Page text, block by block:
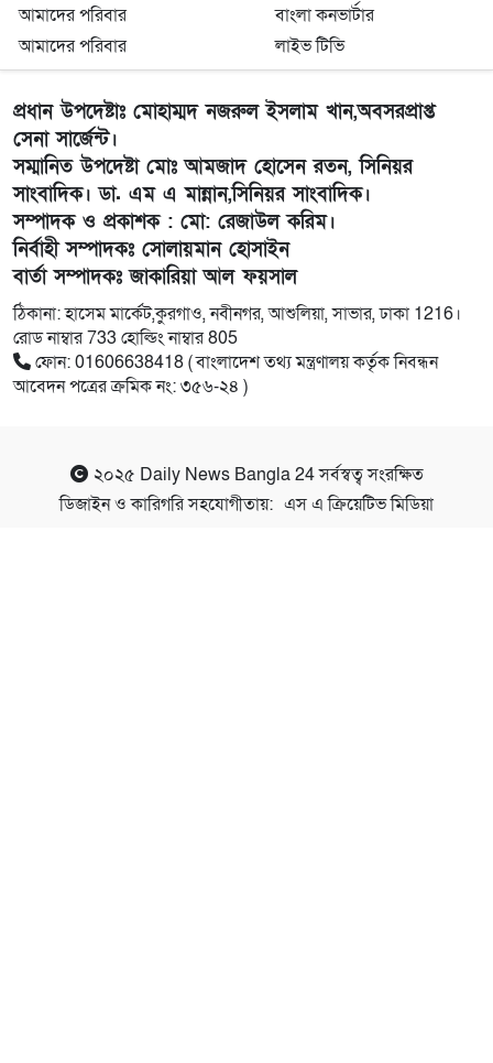
আমাদের পরিবার
বাংলা কনভার্টার
আমাদের পরিবার
লাইভ টিভি
প্রধান উপদেষ্টাঃ মোহাম্মদ নজরুল ইসলাম খান,অবসরপ্রাপ্ত
সেনা সার্জেন্ট।
সম্মানিত উপদেষ্টা মোঃ আমজাদ হোসেন রতন, সিনিয়র
সাংবাদিক। ডা. এম এ মান্নান,সিনিয়র সাংবাদিক।
সম্পাদক ও প্রকাশক : মো: রেজাউল করিম।
নির্বাহী সম্পাদকঃ সোলায়মান হোসাইন
বার্তা সম্পাদকঃ জাকারিয়া আল ফয়সাল
ঠিকানা: হাসেম মার্কেট,কুরগাও, নবীনগর, আশুলিয়া, সাভার, ঢাকা 1216।
রোড নাম্বার 733 হোল্ডিং নাম্বার 805
ফোন: 01606638418 ( বাংলাদেশ তথ্য মন্ত্রণালয় কর্তৃক নিবন্ধন
আবেদন পত্রের ক্রমিক নং: ৩৫৬-২৪ )
২০২৫ Daily News Bangla 24সর্বস্বত্ব সংরক্ষিত
ডিজাইন ও কারিগরি সহযোগীতায়: এস এ ক্রিয়েটিভ মিডিয়া